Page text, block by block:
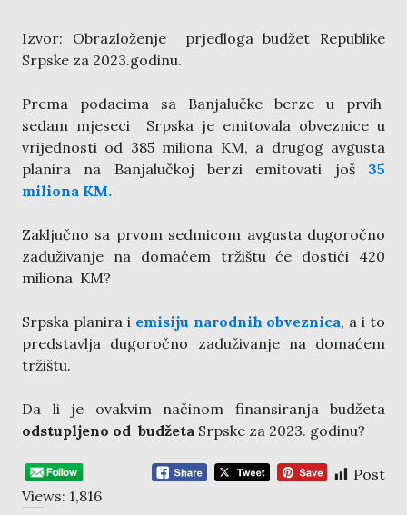
Izvor: Obrazloženje prjedloga budžet Republike
Srpske za 2023.godinu.
Prema podacima sa Banjalučke berze u prvih
sedam mjeseci Srpska je emitovala obveznice u
vrijednosti od 385 miliona KM, a drugog avgusta
planira na Banjalučkoj berzi emitovati još 35
miliona KM.
Zaključno sa prvom sedmicom avgusta dugoročno
zaduživanje na domaćem tržištu će dostići 420
miliona KM?
Srpska planira i emisiju narodnih obveznica, a i to
predstavlja dugoročno zaduživanje na domaćem
tržištu.
Da li je ovakvim načinom finansiranja budžeta
odstupljeno od budžeta Srpske za 2023. godinu?
Post
Views: 1,816